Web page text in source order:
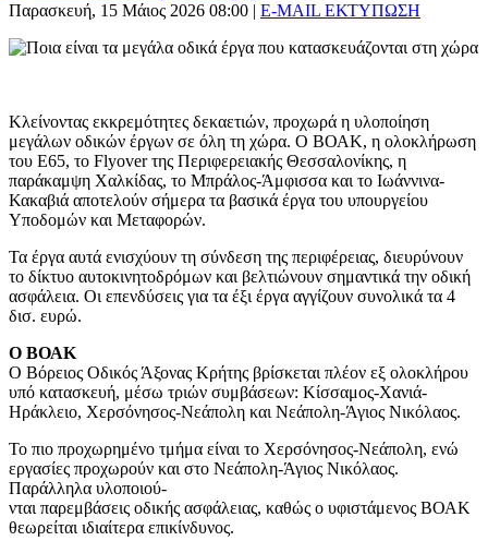
Παρασκευή, 15 Μάιος 2026 08:00 | E-MAIL ΕΚΤΥΠΩΣΗ
Κλείνοντας εκκρεμότητες δεκαετιών, προχωρά η υλοποίηση
μεγάλων οδικών έργων σε όλη τη χώρα. Ο ΒΟΑΚ, η ολοκλήρωση
του Ε65, το Flyover της Περιφερειακής Θεσσαλονίκης, η
παράκαμψη Χαλκίδας, το Μπράλος-Άμφισσα και το Ιωάννινα-
Κακαβιά αποτελούν σήμερα τα βασικά έργα του υπουργείου
Υποδομών και Μεταφορών.
Τα έργα αυτά ενισχύουν τη σύνδεση της περιφέρειας, διευρύνουν
το δίκτυο αυτοκινητοδρόμων και βελτιώνουν σημαντικά την οδική
ασφάλεια. Οι επενδύσεις για τα έξι έργα αγγίζουν συνολικά τα 4
δισ. ευρώ.
Ο ΒΟΑΚ
Ο Βόρειος Οδικός Άξονας Κρήτης βρίσκεται πλέον εξ ολοκλήρου
υπό κατασκευή, μέσω τριών συμβάσεων: Κίσσαμος-Χανιά-
Ηράκλειο, Χερσόνησος-Νεάπολη και Νεάπολη-Άγιος Νικόλαος.
Το πιο προχωρημένο τμήμα είναι το Χερσόνησος-Νεάπολη, ενώ
εργασίες προχωρούν και στο Νεάπολη-Άγιος Νικόλαος.
Παράλληλα υλοποιού-
νται παρεμβάσεις οδικής ασφάλειας, καθώς ο υφιστάμενος ΒΟΑΚ
θεωρείται ιδιαίτερα επικίνδυνος.